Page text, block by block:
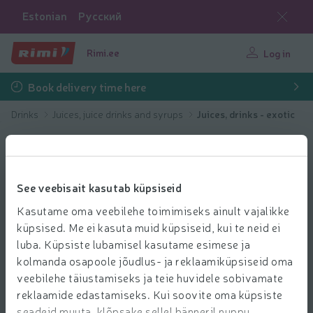
See veebisait kasutab küpsiseid
Kasutame oma veebilehe toimimiseks ainult vajalikke
küpsised. Me ei kasuta muid küpsiseid, kui te neid ei
luba. Küpsiste lubamisel kasutame esimese ja
kolmanda osapoole jõudlus- ja reklaamiküpsiseid oma
veebilehe täiustamiseks ja teie huvidele sobivamate
reklaamide edastamiseks. Kui soovite oma küpsiste
Estonian Русский
Rimi.ee Log in
Book delivery time here
Drinks Juices, juice drinks and syrups Juices, drinks - exotic